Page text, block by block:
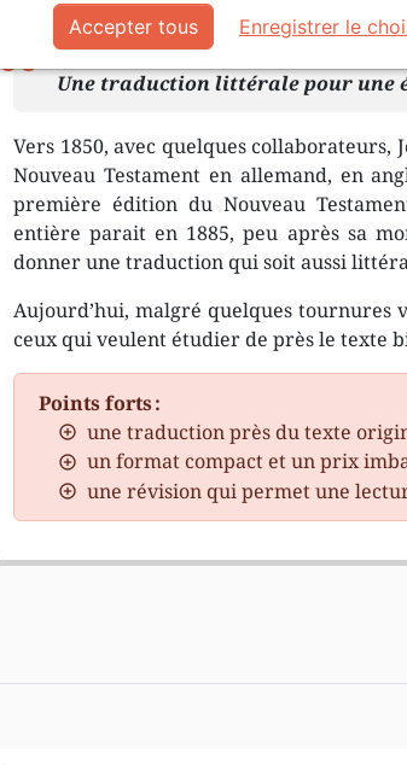
Description Détails du produit
Une traduction littérale pour une
Vers 1850, avec quelques
Nouveau Testament en allemand, en
première édition du Nouveau
entière parait en 1885, peu après sa
donner une traduction qui soit aussi
Aujourd’hui, malgré quelques
ceux qui veulent étudier de près le texte
Points forts :
une traduction près du texte
un format compact et un prix
une révision qui permet une
Accepter tous Enregistrer le